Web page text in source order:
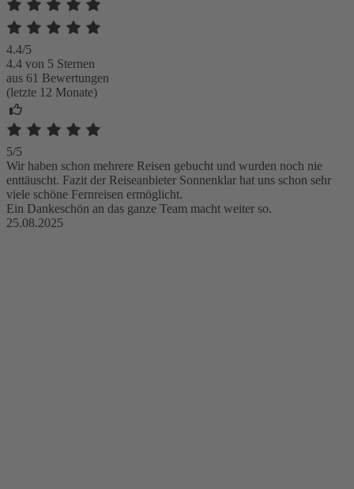
4.4/5
4.4 von 5 Sternen
aus 61 Bewertungen
(letzte 12 Monate)
5/5
Wir haben schon mehrere Reisen gebucht und wurden noch nie
enttäuscht. Fazit der Reiseanbieter Sonnenklar hat uns schon sehr
viele schöne Fernreisen ermöglicht.
Ein Dankeschön an das ganze Team macht weiter so.
25.08.2025